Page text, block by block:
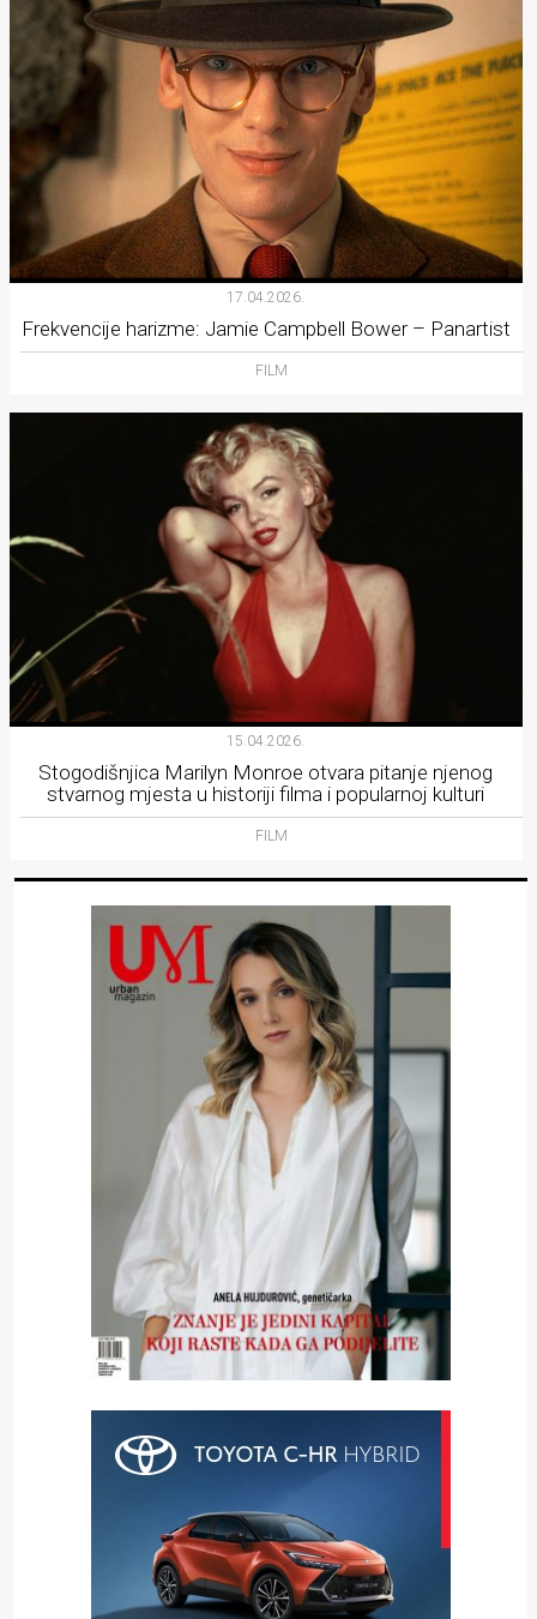
17.04.2026.
Frekvencije harizme: Jamie Campbell Bower – Panartist
FILM
15.04.2026.
Stogodišnjica Marilyn Monroe otvara pitanje njenog
stvarnog mjesta u historiji filma i popularnoj kulturi
FILM